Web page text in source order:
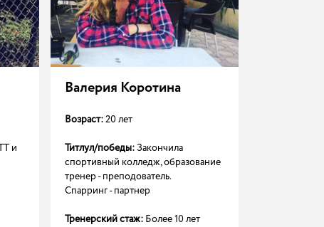
и
Валерия Коротина
Возраст:20 лет
Титлул/победы:Закончила
спортивный колледж, образование
тренер - преподователь.
Спарринг - партнер
Тренерский стаж: Более 10 лет